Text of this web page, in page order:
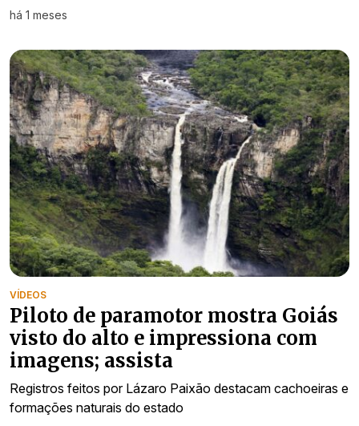
há 1 meses
VÍDEOS
Piloto de paramotor mostra Goiás
visto do alto e impressiona com
imagens; assista
Registros feitos por Lázaro Paixão destacam cachoeiras e
formações naturais do estado